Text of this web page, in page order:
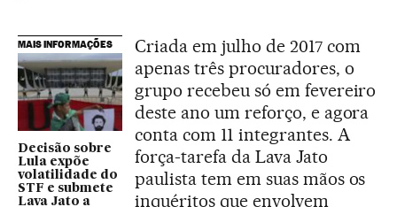
MAIS INFORMAÇÕES
Decisão sobre
Lula expõe
volatilidade do
STF e submete
Lava Jato a
Criada em julho de 2017 com
apenas três procuradores, o
grupo recebeu só em fevereiro
deste ano um reforço, e agora
conta com 11 integrantes. A
força-tarefa da Lava Jato
paulista tem em suas mãos os
inquéritos que envolvem